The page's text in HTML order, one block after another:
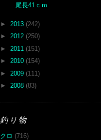
尾長41ｃｍ
► 2013 (242)
► 2012 (250)
► 2011 (151)
► 2010 (154)
► 2009 (111)
► 2008 (83)
釣り物
クロ (716)